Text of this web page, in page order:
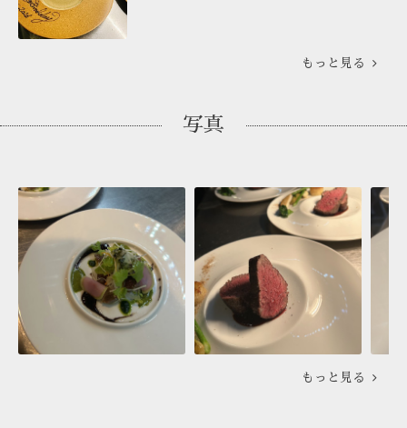
もっと見る
写真
もっと見る